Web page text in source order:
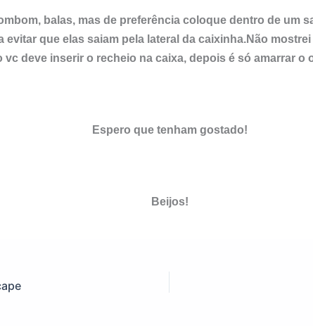
balas, mas de preferência coloque dentro de um
que elas saiam pela lateral da caixinha.Não
vc deve inserir o recheio na caixa, depois é só amarrar o
Espero que tenham gostado!
Beijos!